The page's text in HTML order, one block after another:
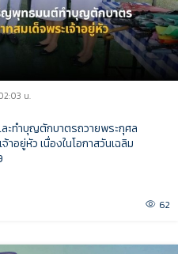
น.
ทำบุญตักบาตรถวายพระกุศล
อยู่หัว เนื่องในโอกาสวันเฉลิม
62